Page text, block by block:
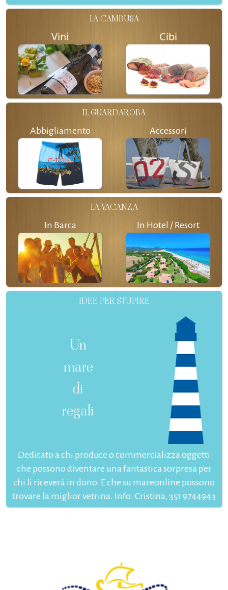
LA CAMBUSA
Vini Cibi
IL GUARDAROBA
Abbigliamento Accessori
LA VACANZA
In Barca In Hotel / Resort
IDEE PER STUPIRE
Un
mare
di
regali
Dedicato a chi produce o commercializza oggetti
che possono diventare una fantastica sorpresa per
chi li riceverà in dono. E che su mareonline possono
trovare la miglior vetrina. Info: Cristina, 351 9744943